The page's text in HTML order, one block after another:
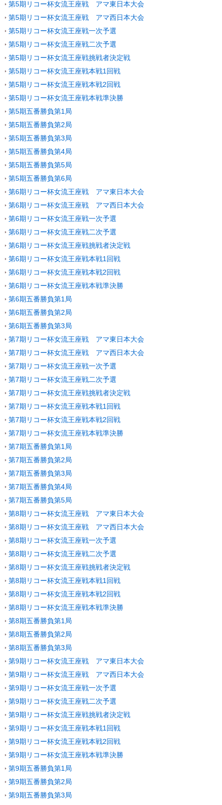
第5期リコー杯女流王座戦 アマ東日本大会
第5期リコー杯女流王座戦 アマ西日本大会
第5期リコー杯女流王座戦一次予選
第5期リコー杯女流王座戦二次予選
第5期リコー杯女流王座戦挑戦者決定戦
第5期リコー杯女流王座戦本戦1回戦
第5期リコー杯女流王座戦本戦2回戦
第5期リコー杯女流王座戦本戦準決勝
第5期五番勝負第1局
第5期五番勝負第2局
第5期五番勝負第3局
第5期五番勝負第4局
第5期五番勝負第5局
第5期五番勝負第6局
第6期リコー杯女流王座戦 アマ東日本大会
第6期リコー杯女流王座戦 アマ西日本大会
第6期リコー杯女流王座戦一次予選
第6期リコー杯女流王座戦二次予選
第6期リコー杯女流王座戦挑戦者決定戦
第6期リコー杯女流王座戦本戦1回戦
第6期リコー杯女流王座戦本戦2回戦
第6期リコー杯女流王座戦本戦準決勝
第6期五番勝負第1局
第6期五番勝負第2局
第6期五番勝負第3局
第7期リコー杯女流王座戦 アマ東日本大会
第7期リコー杯女流王座戦 アマ西日本大会
第7期リコー杯女流王座戦一次予選
第7期リコー杯女流王座戦二次予選
第7期リコー杯女流王座戦挑戦者決定戦
第7期リコー杯女流王座戦本戦1回戦
第7期リコー杯女流王座戦本戦2回戦
第7期リコー杯女流王座戦本戦準決勝
第7期五番勝負第1局
第7期五番勝負第2局
第7期五番勝負第3局
第7期五番勝負第4局
第7期五番勝負第5局
第8期リコー杯女流王座戦 アマ東日本大会
第8期リコー杯女流王座戦 アマ西日本大会
第8期リコー杯女流王座戦一次予選
第8期リコー杯女流王座戦二次予選
第8期リコー杯女流王座戦挑戦者決定戦
第8期リコー杯女流王座戦本戦1回戦
第8期リコー杯女流王座戦本戦2回戦
第8期リコー杯女流王座戦本戦準決勝
第8期五番勝負第1局
第8期五番勝負第2局
第8期五番勝負第3局
第9期リコー杯女流王座戦 アマ東日本大会
第9期リコー杯女流王座戦 アマ西日本大会
第9期リコー杯女流王座戦一次予選
第9期リコー杯女流王座戦二次予選
第9期リコー杯女流王座戦挑戦者決定戦
第9期リコー杯女流王座戦本戦1回戦
第9期リコー杯女流王座戦本戦2回戦
第9期リコー杯女流王座戦本戦準決勝
第9期五番勝負第1局
第9期五番勝負第2局
第9期五番勝負第3局